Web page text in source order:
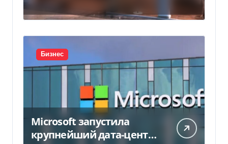
Бизнес
Microsoft запустила
крупнейший дата-центр